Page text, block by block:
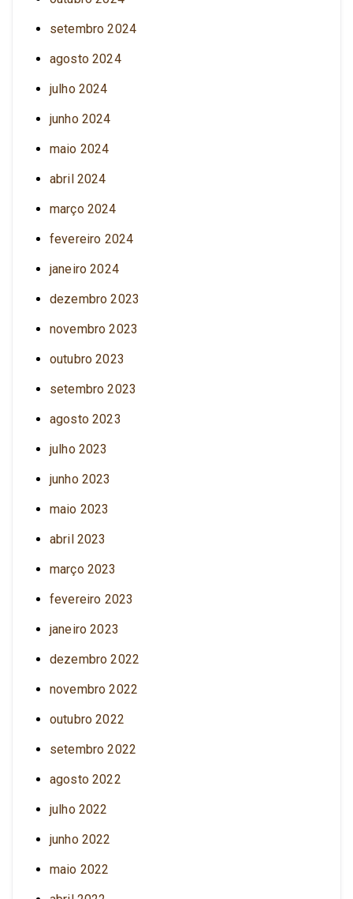
setembro 2024
agosto 2024
julho 2024
junho 2024
maio 2024
abril 2024
março 2024
fevereiro 2024
janeiro 2024
dezembro 2023
novembro 2023
outubro 2023
setembro 2023
agosto 2023
julho 2023
junho 2023
maio 2023
abril 2023
março 2023
fevereiro 2023
janeiro 2023
dezembro 2022
novembro 2022
outubro 2022
setembro 2022
agosto 2022
julho 2022
junho 2022
maio 2022